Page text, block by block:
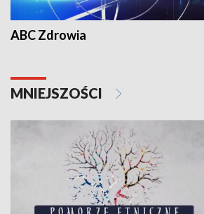
ABC Zdrowia
MNIEJSZOŚCI